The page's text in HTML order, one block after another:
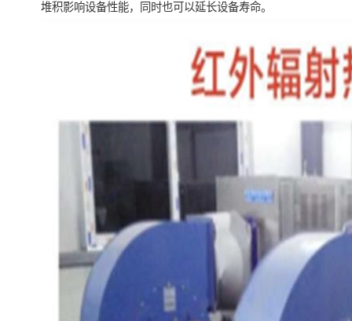
堆积影响设备性能，同时也可以延长设备寿命。